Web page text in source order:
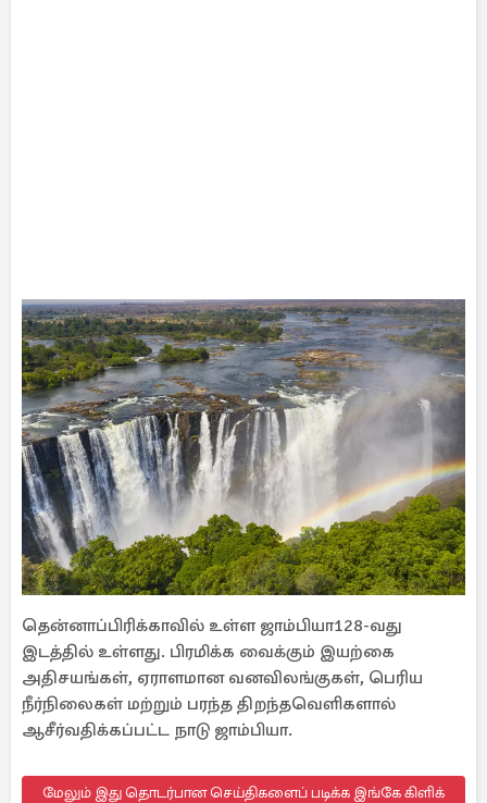
தென்னாப்பிரிக்காவில் உள்ள ஜாம்பியா128-வது
இடத்தில் உள்ளது. பிரமிக்க வைக்கும் இயற்கை
அதிசயங்கள், ஏராளமான வனவிலங்குகள், பெரிய
நீர்நிலைகள் மற்றும் பரந்த திறந்தவெளிகளால்
ஆசீர்வதிக்கப்பட்ட நாடு ஜாம்பியா.
மேலும் இது தொடர்பான செய்திகளைப் படிக்க இங்கே கிளிக்